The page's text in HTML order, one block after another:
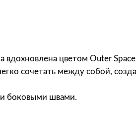
вдохновлена цветом Outer
сочетать между собой,
боковыми швами.